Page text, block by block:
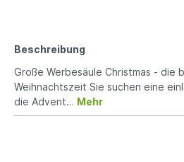
Beschreibung
Große Werbesäule Christmas - die
Weihnachtszeit Sie suchen eine
die Advent… Mehr